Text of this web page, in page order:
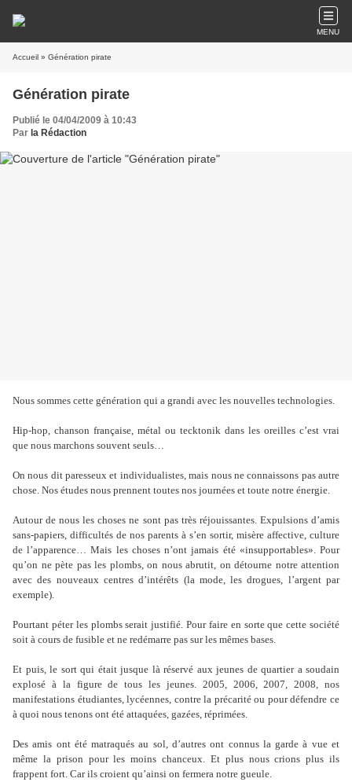
MENU
Accueil » Génération pirate
Génération pirate
Publié le 04/04/2009 à 10:43
Par la Rédaction
Nous sommes cette génération qui a grandi avec les nouvelles technologies.
Hip-hop, chanson française, métal ou tecktonik dans les oreilles c’est vrai
que nous marchons souvent seuls…
On nous dit paresseux et individualistes, mais nous ne connaissons pas autre
chose. Nos études nous prennent toutes nos journées et toute notre énergie.
Autour de nous les choses ne sont pas très réjouissantes. Expulsions d’amis
sans-papiers, difficultés de nos parents à s’en sortir, misère affective, culture
de l’apparence… Mais les choses n’ont jamais été «insupportables». Pour
qu’on ne pète pas les plombs, on nous abrutit, on détourne notre attention
avec des nouveaux centres d’intérêts (la mode, les drogues, l’argent par
exemple).
Pourtant péter les plombs serait justifié. Pour faire en sorte que cette société
soit à cours de fusible et ne redémarre pas sur les mêmes bases.
Et puis, le sort qui était jusque là réservé aux jeunes de quartier a soudain
explosé à la figure de tous les jeunes. 2005, 2006, 2007, 2008, nos
manifestations étudiantes, lycéennes, contre la précarité ou pour défendre ce
à quoi nous tenons ont été attaquées, gazées, réprimées.
Des amis ont été matraqués au sol, d’autres ont connus la garde à vue et
même la prison pour les moins chanceux. Et plus nous crions plus ils
frappent fort. Car ils croient qu’ainsi on fermera notre gueule.